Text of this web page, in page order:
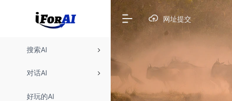
搜索AI
对话AI
好玩的AI
网址提交